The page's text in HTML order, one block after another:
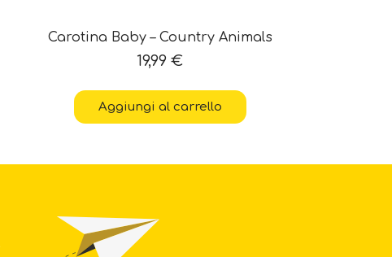
Carotina Baby – Country Animals
19,99€
Aggiungi al carrello